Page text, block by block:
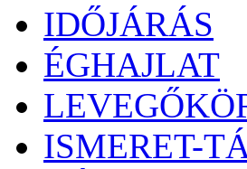
IDŐJÁRÁS
ÉGHAJLAT
ISMERET-